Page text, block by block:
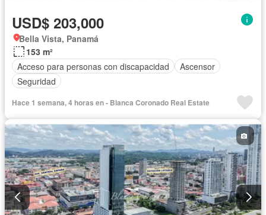
USD$ 203,000
Bella Vista, Panamá
153 m²
Acceso para personas con discapacidad
Ascensor
Seguridad
Hace 1 semana, 4 horas en - Blanca Coronado Real Estate